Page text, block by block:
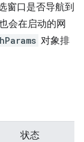
窗口是否导航到
会在启动的网
对象排
状态